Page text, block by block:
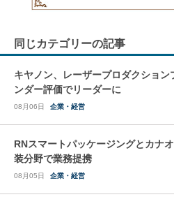
同じカテゴリーの記事
キヤノン、レーザープロダクション
ンダー評価でリーダーに
08月06日 企業・経営
RNスマートパッケージングとカナ
装分野で業務提携
08月05日 企業・経営